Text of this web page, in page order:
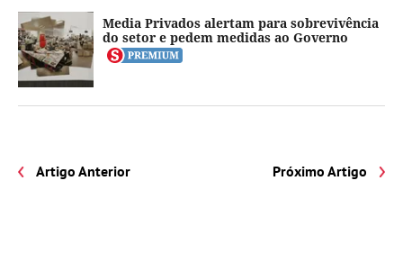
Media Privados alertam para sobrevivência
do setor e pedem medidas ao Governo
Artigo Anterior Próximo Artigo